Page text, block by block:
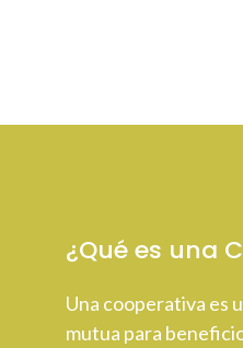
¿Qué es una
Una cooperativa es
mutua para